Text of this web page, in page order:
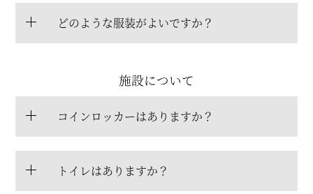
どのような服装がよいですか？
施設について
コインロッカーはありますか？
トイレはありますか？